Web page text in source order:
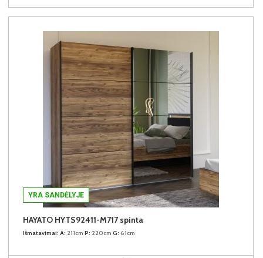
YRA SANDĖLYJE
HAYATO HYTS92411-M717 spinta
Išmatavimai: A: 211cm P: 220cm G: 61cm